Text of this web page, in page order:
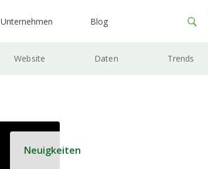
Unternehmen Blog
Website Daten Trends
Neuigkeiten